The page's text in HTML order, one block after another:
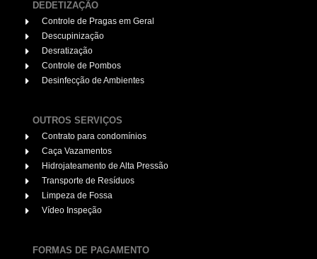
DEDETIZAÇÃO
Controle de Pragas em Geral
Descupinização
Desratização
Controle de Pombos
Desinfecção de Ambientes
OUTROS SERVIÇOS
Contrato para condomínios
Caça Vazamentos
Hidrojateamento de Alta Pressão
Transporte de Resíduos
Limpeza de Fossa
Vídeo Inspeção
FORMAS DE PAGAMENTO